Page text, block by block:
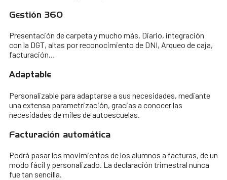
Gestión 360
Presentación de carpeta y mucho más. Diario, integración
con la DGT, altas por reconocimiento de DNI, Arqueo de caja,
facturación…
Adaptable
Personalizable para adaptarse a sus necesidades, mediante
una extensa parametrización, gracias a conocer las
necesidades de miles de autoescuelas.
Facturación automática
Podrá pasar los movimientos de los alumnos a facturas, de un
modo fácil y personalizado. La declaración trimestral nunca
fue tan sencilla.